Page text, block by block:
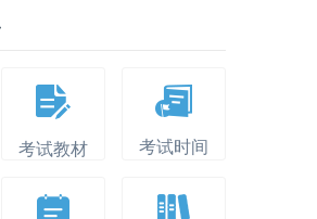
考试教材 考试时间